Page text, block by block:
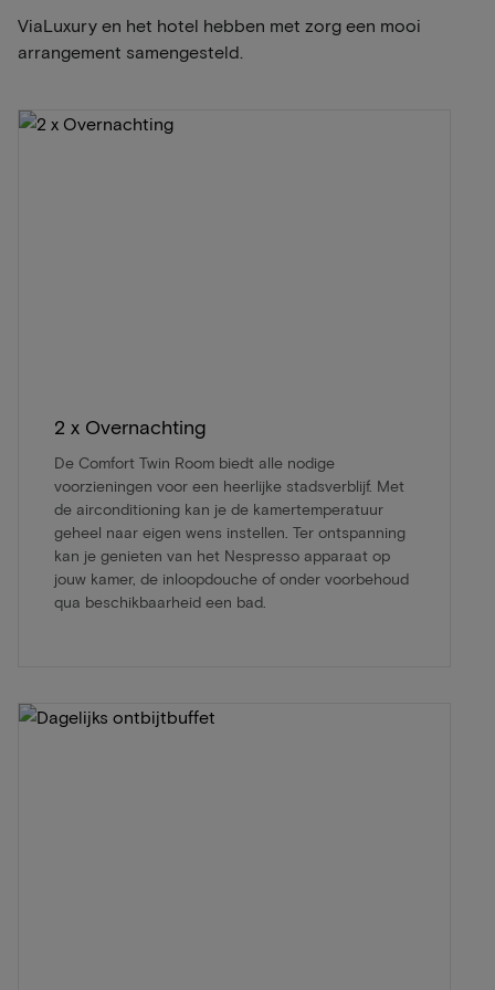
ViaLuxury en het hotel hebben met zorg een mooi
arrangement samengesteld.
2 x Overnachting
De Comfort Twin Room biedt alle nodige
voorzieningen voor een heerlijke stadsverblijf. Met
de airconditioning kan je de kamertemperatuur
geheel naar eigen wens instellen. Ter ontspanning
kan je genieten van het Nespresso apparaat op
jouw kamer, de inloopdouche of onder voorbehoud
qua beschikbaarheid een bad.